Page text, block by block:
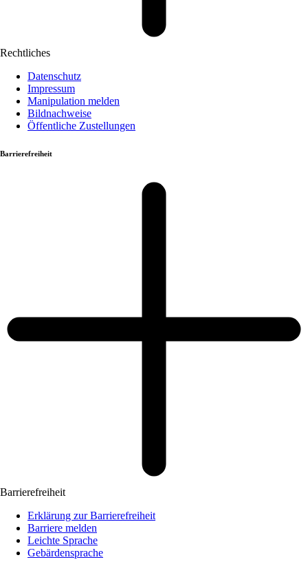
Rechtliches
Datenschutz
Impressum
Manipulation melden
Bildnachweise
Öffentliche Zustellungen
Barrierefreiheit
Barrierefreiheit
Erklärung zur Barrierefreiheit
Barriere melden
Leichte Sprache
Gebärdensprache